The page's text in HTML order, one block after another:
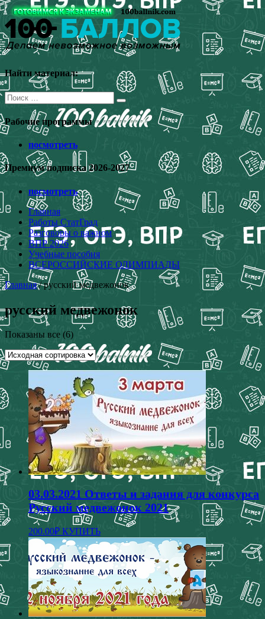
Перейти
к
содержимому
Найти материал:
Поиск
для:
Рабочие программы
посмотреть
Премиум подписка 2026-2027
посмотреть
Главная
Работы СтатГрад
Разговоры о важном
ВПР 2026
Учебные пособия
ВСЕРОССИЙСКИЕ ОЛИМПИАДЫ
Главная/ русский медвежонок
русский медвежонок
Показаны все (6)
03.03.2021 Ответы и задания для конкурса
Русский медвежонок 2021
200.00₽ КУПИТЬ Этот
товар
имеет
несколько
вариаций.
Опции
можно
выбрать
на